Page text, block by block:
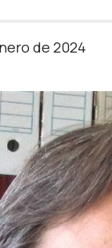
de 2024